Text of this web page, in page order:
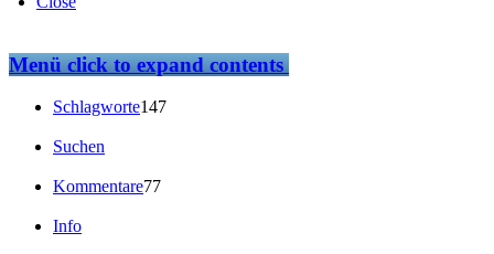
Menüclick to expand contents
Schlagworte147
Suchen
Kommentare77
Info